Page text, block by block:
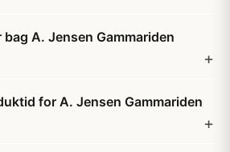
A. Jensen Gammariden
for A. Jensen Gammariden